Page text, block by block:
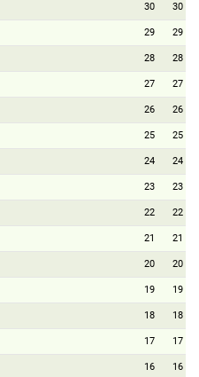
30 30
29 29
28 28
27 27
26 26
25 25
24 24
23 23
22 22
21 21
20 20
19 19
18 18
17 17
16 16